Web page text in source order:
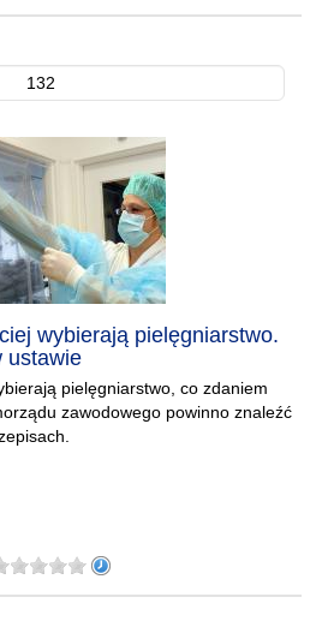
132
wybierają pielęgniarstwo.
ustawie
pielęgniarstwo, co zdaniem
zawodowego powinno znaleźć